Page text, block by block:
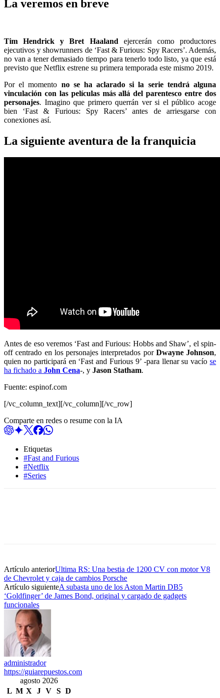
La veremos en breve
Tim Hendrick y Bret Haaland ejercerán como productores
ejecutivos y showrunners de ‘Fast & Furious: Spy Racers’. Además,
no van a tener demasiado tiempo para tenerlo todo listo, ya que está
previsto que Netflix estrene su primera temporada este mismo 2019.
Por el momento no se ha aclarado si la serie tendrá alguna
vinculación con las películas más allá del parentesco entre dos
personajes. Imagino que primero querrán ver si el público acoge
bien ‘Fast & Furious: Spy Racers’ antes de arriesgarse con
conexiones así.
La siguiente aventura de la franquicia
Antes de eso veremos ‘Fast and Furious: Hobbs and Shaw’, el spin-
off centrado en los personajes interpretados por Dwayne Johnson,
quien no participará en ‘Fast and Furious 9’ -para llenar su vacío se
ha fichado a John Cena-, y Jason Statham.
Fuente: espinof.com
[/vc_column_text][/vc_column][/vc_row]
Comparte en redes o resume con la IA
Etiquetas
#Fast and Furious
#Netflix
#Series
Artículo anteriorUltima RS: Una bestia de 1200 CV con motor V8
de Chevrolet y caja de cambios Porsche
Artículo siguienteA subasta uno de los Aston Martin DB5
‘Goldfinger’ de James Bond, original y cargado de gadgets
funcionales
administrador
https://guiarepuestos.com
agosto 2026
L M X J V S D